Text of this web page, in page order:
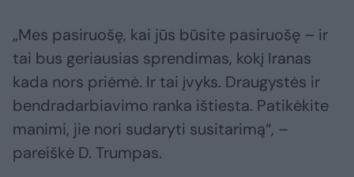
„Mes pasiruošę, kai jūs būsite pasiruošę – ir
tai bus geriausias sprendimas, kokį Iranas
kada nors priėmė. Ir tai įvyks. Draugystės ir
bendradarbiavimo ranka ištiesta. Patikėkite
manimi, jie nori sudaryti susitarimą“, –
pareiškė D. Trumpas.